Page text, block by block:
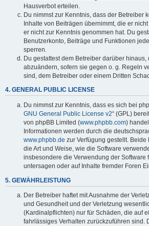
Hausverbot erteilen.
Du nimmst zur Kenntnis, dass der Betreiber
Inhalte von Beiträgen übernimmt, die er
er nicht zur Kenntnis genommen hat. Du
Benutzerkonto, Beiträge und Funktionen
sperren.
Du gestattest dem Betreiber darüber hinaus,
abzuändern, sofern sie gegen o. g. Regeln
sind, dem Betreiber oder einem Dritten
4. GENERAL PUBLIC LICENSE
Du nimmst zur Kenntnis, dass es sich bei
GNU General Public License v2“ (GPL)
von phpBB Limited (www.phpbb.com)
Informationen werden durch die
www.phpbb.de zur Verfügung gestellt.
die Art und Weise, wie die Software
insbesondere die Verwendung der Software
untersagen oder auf Inhalte fremder Foren
5. GEWÄHRLEISTUNG
Der Betreiber haftet mit Ausnahme der
und Gesundheit und der Verletzung
(Kardinalpflichten) nur für Schäden, die auf
fahrlässiges Verhalten zurückzuführen sind.